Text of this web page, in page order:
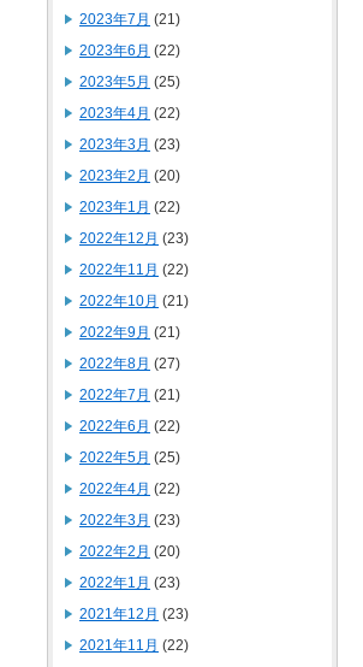
2023年7月 (21)
2023年6月 (22)
2023年5月 (25)
2023年4月 (22)
2023年3月 (23)
2023年2月 (20)
2023年1月 (22)
2022年12月 (23)
2022年11月 (22)
2022年10月 (21)
2022年9月 (21)
2022年8月 (27)
2022年7月 (21)
2022年6月 (22)
2022年5月 (25)
2022年4月 (22)
2022年3月 (23)
2022年2月 (20)
2022年1月 (23)
2021年12月 (23)
2021年11月 (22)